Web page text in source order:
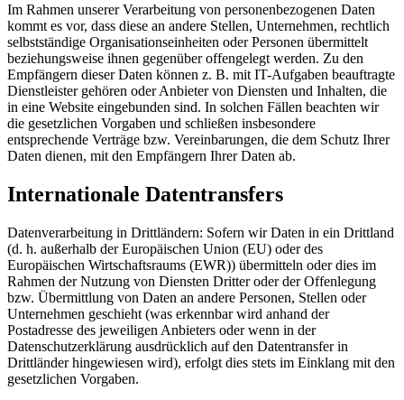
Im Rahmen unserer Verarbeitung von personenbezogenen Daten
kommt es vor, dass diese an andere Stellen, Unternehmen, rechtlich
selbstständige Organisationseinheiten oder Personen übermittelt
beziehungsweise ihnen gegenüber offengelegt werden. Zu den
Empfängern dieser Daten können z. B. mit IT-Aufgaben beauftragte
Dienstleister gehören oder Anbieter von Diensten und Inhalten, die
in eine Website eingebunden sind. In solchen Fällen beachten wir
die gesetzlichen Vorgaben und schließen insbesondere
entsprechende Verträge bzw. Vereinbarungen, die dem Schutz Ihrer
Daten dienen, mit den Empfängern Ihrer Daten ab.
Internationale Datentransfers
Datenverarbeitung in Drittländern: Sofern wir Daten in ein Drittland
(d. h. außerhalb der Europäischen Union (EU) oder des
Europäischen Wirtschaftsraums (EWR)) übermitteln oder dies im
Rahmen der Nutzung von Diensten Dritter oder der Offenlegung
bzw. Übermittlung von Daten an andere Personen, Stellen oder
Unternehmen geschieht (was erkennbar wird anhand der
Postadresse des jeweiligen Anbieters oder wenn in der
Datenschutzerklärung ausdrücklich auf den Datentransfer in
Drittländer hingewiesen wird), erfolgt dies stets im Einklang mit den
gesetzlichen Vorgaben.